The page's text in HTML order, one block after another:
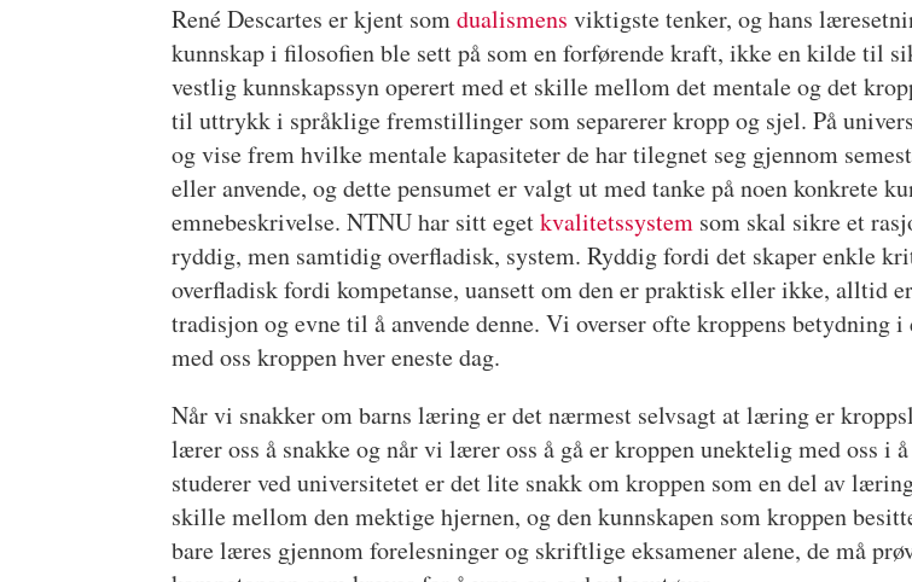
René Descartes er kjent somdualismens viktigste tenker, og hans
kunnskap i filosofien ble sett på som en forførende kraft, ikke en kilde til
vestlig kunnskapssyn operert med et skille mellom det mentale og det
til uttrykk i språklige fremstillinger som separerer kropp og sjel. På
og vise frem hvilke mentale kapasiteter de har tilegnet seg gjennom
eller anvende, og dette pensumet er valgt ut med tanke på noen konkrete
emnebeskrivelse. NTNU har sitt egetkvalitetssystem som skal sikre et
ryddig, men samtidig overfladisk, system. Ryddig fordi det skaper enkle
overfladisk fordi kompetanse, uansett om den er praktisk eller ikke, alltid
tradisjon og evne til å anvende denne. Vi overser ofte kroppens betydning
med oss kroppen hver eneste dag.
Når vi snakker om barns læring er det nærmest selvsagt at læring er
lærer oss å snakke og når vi lærer oss å gå er kroppen unektelig med oss i
studerer ved universitetet er det lite snakk om kroppen som en del av
skille mellom den mektige hjernen, og den kunnskapen som kroppen
bare læres gjennom forelesninger og skriftlige eksamener alene, de må